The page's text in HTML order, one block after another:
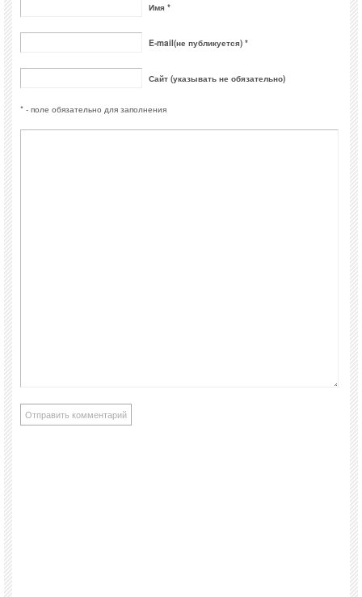
Имя *
E-mail(не публикуется) *
Сайт (указывать не обязательно)
* - поле обязательно для заполнения